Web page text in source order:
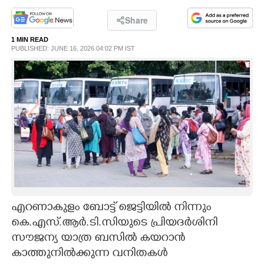
LIFESTYLE
SPIRITUAL
INFO+
ART
CARTOONS
LITERATURE
Share
1 MIN READ
PUBLISHED: JUNE 16, 2026 04:02 PM IST
എറണാകുളം ബോട്ട് ജെട്ടിയിൽ നിന്നും
കെ.എസ്.ആർ.ടി.സിയുടെ പ്രിയദർശിനി
സൗജന്യ യാത്ര ബസിൽ കയറാൻ
കാത്തുനിൽക്കുന്ന വനിതകൾ